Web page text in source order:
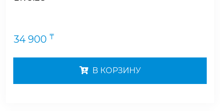
34 900 ₸
В КОРЗИНУ